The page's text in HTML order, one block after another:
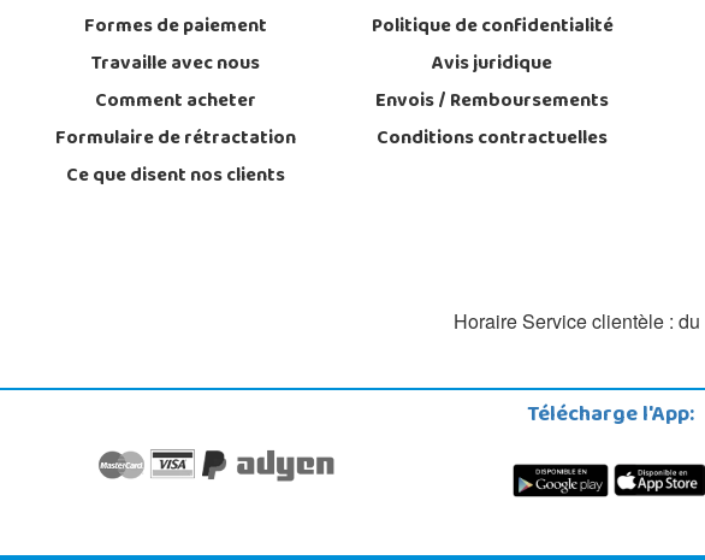
Formes de paiement
Travaille avec nous
Comment acheter
Formulaire de rétractation
Ce que disent nos clients
Politique de confidentialité
Avis juridique
Envois / Remboursements
Conditions contractuelles
Horaire Service clientèle : du
Télécharge l'App: